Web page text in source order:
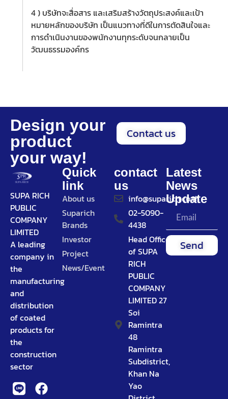
4 ) บริษัทจะสื่อสาร และเสริมสร้างวัตถุประสงค์และเป้า
หมายหลักของบริษัท เป็นแนวทางที่ดีในการตัดสินใจและ
การดำเนินงานของพนักงานทุกระดับจนกลายเป็น
วัฒนธรรมองค์กร
Design your
product
your way!
Contact us
SUPA RICH
PUBLIC
COMPANY
LIMITED
A leading
company in
the
manufacturing
and
distribution
of coated
products for
the
construction
sector
Quick
link
About us
Suparich
Brands
Investor
Project
News/Event
contact
us
info@suparich.co.th
02-5090-
4438
Head Office
of SUPA
RICH
PUBLIC
COMPANY
LIMITED 27
Soi
Ramintra
48
Ramintra
Subdistrict,
Khan Na
Yao
Latest
News
Update
Send